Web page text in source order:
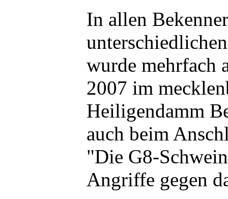
In allen
wurde mehrfach
2007 im
Heiligendamm
auch beim
"Die G8-
Angriffe gegen